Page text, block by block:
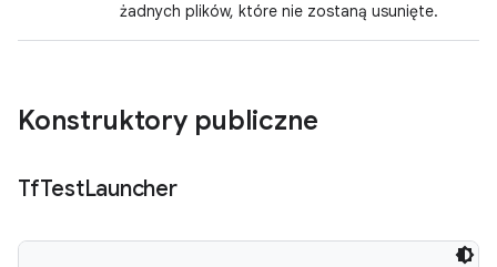
żadnych plików, które nie zostaną usunięte.
Konstruktory publiczne
TfTestLauncher